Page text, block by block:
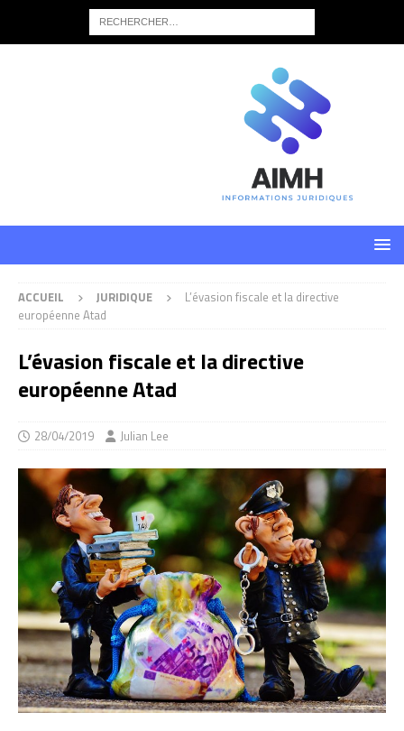
ACCUEIL JURIDIQUE
L’évasion fiscale et la directive
européenne Atad
L’évasion fiscale et la directive
européenne Atad
28/04/2019 Julian Lee